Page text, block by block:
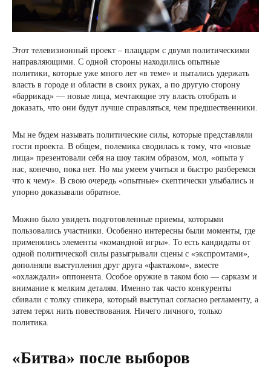
Этот телевизионный проект – плацдарм с двумя политическими
направляющими. С одной стороны находились опытные
политики, которые уже много лет «в теме» и пытались удержать
власть в городе и области в своих руках, а по другую сторону
«баррикад» — новые лица, мечтающие эту власть отобрать и
доказать, что они будут лучше справляться, чем предшественники.
Мы не будем называть политические силы, которые представляли
гости проекта. В общем, полемика сводилась к тому, что «новые
лица» презентовали себя на шоу таким образом, мол, «опыта у
нас, конечно, пока нет. Но мы умеем учиться и быстро разберемся
что к чему». В свою очередь «опытные» скептически улыбались и
упорно доказывали обратное.
Можно было увидеть подготовленные приемы, которыми
пользовались участники. Особенно интересны были моменты, где
применялись элементы «командной игры». То есть кандидаты от
одной политической силы разыгрывали сцены с «экспромтами»,
дополняли выступления друг друга «фактажом», вместе
«охлаждали» оппонента. Особое оружие в таком бою — сарказм и
внимание к мелким деталям. Именно так часто конкуренты
сбивали с толку спикера, который выступал согласно регламенту, а
затем терял нить повествования. Ничего личного, только
политика.
«Битва» после выборов